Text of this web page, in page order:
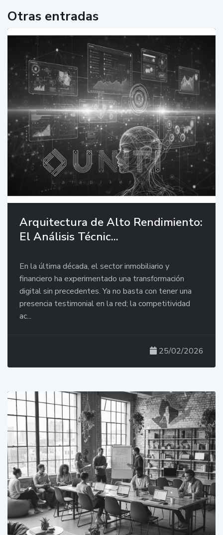
Otras entradas
Arquitectura de Alto Rendimiento:
El Análisis Técnic...
En la última década, el sector inmobiliario y
financiero ha experimentado una transformación
digital sin precedentes. Ya no basta con tener una
presencia testimonial en la red; la competitividad
ac...
25/02/2026